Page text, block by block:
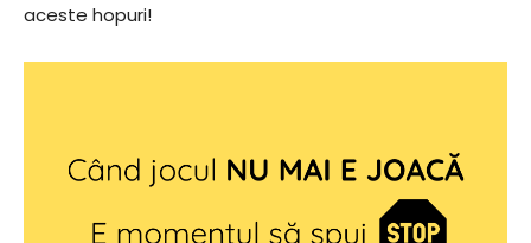
aceste hopuri!